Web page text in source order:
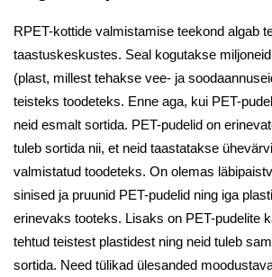
RPET-kottide valmistamise teekond algab
taastuskeskustes. Seal kogutakse
(plast, millest tehakse vee- ja
teisteks toodeteks. Enne aga, kui PET-
neid esmalt sortida. PET-pudelid on
tuleb sortida nii, et neid taastatakse
valmistatud toodeteks. On olemas
sinised ja pruunid PET-pudelid ning iga
erinevaks tooteks. Lisaks on PET-pudelite
tehtud teistest plastidest ning neid tuleb
sortida. Need tülikad ülesanded